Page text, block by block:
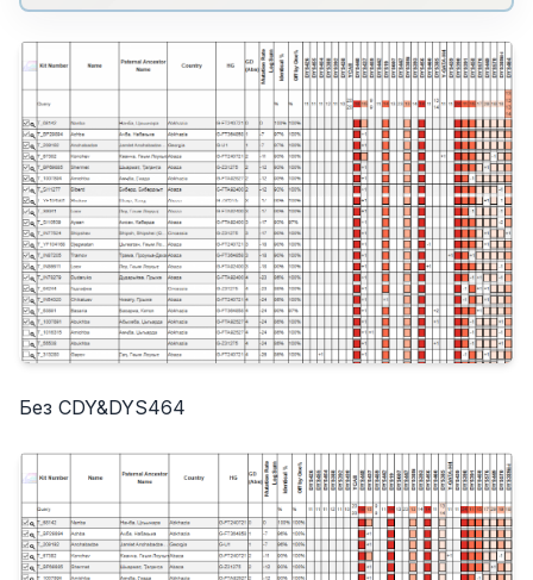
Без CDY&DYS464